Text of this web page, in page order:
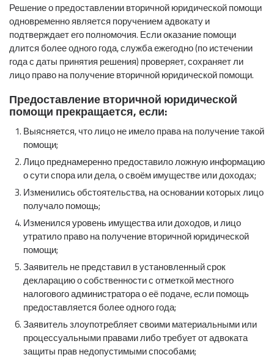
Решение о предоставлении вторичной юридической помощи
одновременно является поручением адвокату и
подтверждает его полномочия. Если оказание помощи
длится более одного года, служба ежегодно (по истечении
года с даты принятия решения) проверяет, сохраняет ли
лицо право на получение вторичной юридической помощи.
Предоставление вторичной юридической
помощи прекращается, если:
Выясняется, что лицо не имело права на получение такой
помощи;
Лицо преднамеренно предоставило ложную информацию
о сути спора или дела, о своём имуществе или доходах;
Изменились обстоятельства, на основании которых лицо
получало помощь;
Изменился уровень имущества или доходов, и лицо
утратило право на получение вторичной юридической
помощи;
Заявитель не представил в установленный срок
декларацию о собственности с отметкой местного
налогового администратора о её подаче, если помощь
предоставляется более одного года;
Заявитель злоупотребляет своими материальными или
процессуальными правами либо требует от адвоката
защиты прав недопустимыми способами;